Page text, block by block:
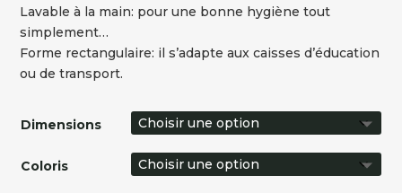
Lavable à la main: pour une bonne hygiène tout
simplement…
Forme rectangulaire: il s’adapte aux caisses d’éducation
ou de transport.
Dimensions
Coloris